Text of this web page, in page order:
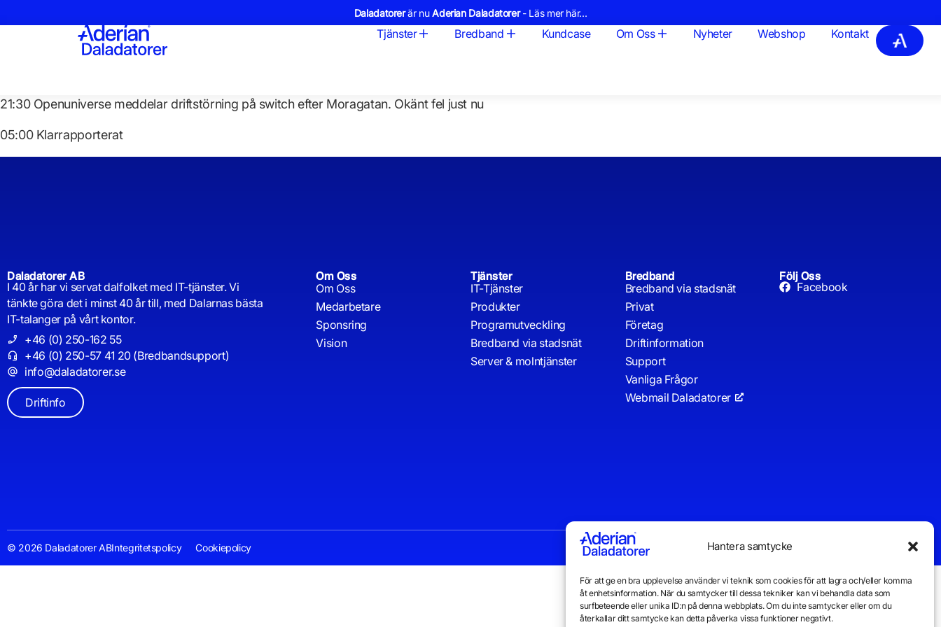
Hantera samtycke
För att ge en bra upplevelse använder vi teknik som cookies för att lagra och/eller komma
åt enhetsinformation. När du samtycker till dessa tekniker kan vi behandla data som
surfbeteende eller unika ID:n på denna webbplats. Om du inte samtycker eller om du
återkallar ditt samtycke kan detta påverka vissa funktioner negativt.
Daladatorerär nuAderian Daladatorer- Läs mer här...
Tjänster Bredband Kundcase Om Oss Nyheter Webshop Kontakt
21:30 Openuniverse meddelar driftstörning på switch efter Moragatan. Okänt fel just nu
05:00 Klarrapporterat
Daladatorer AB
I 40 år har vi servat dalfolket med IT-tjänster. Vi
tänkte göra det i minst 40 år till, med Dalarnas bästa
IT-talanger på vårt kontor.
+46 (0) 250-162 55
+46 (0) 250-57 41 20 (Bredbandsupport)
info@daladatorer.se
Driftinfo
Om Oss
Om Oss
Medarbetare
Sponsring
Vision
Tjänster
IT-Tjänster
Produkter
Programutveckling
Bredband via stadsnät
Server & molntjänster
Bredband
Bredband via stadsnät
Privat
Företag
Driftinformation
Support
Vanliga Frågor
Webmail Daladatorer
Följ Oss
Facebook
© 2026 Daladatorer ABIntegritetspolicy Cookiepolicy